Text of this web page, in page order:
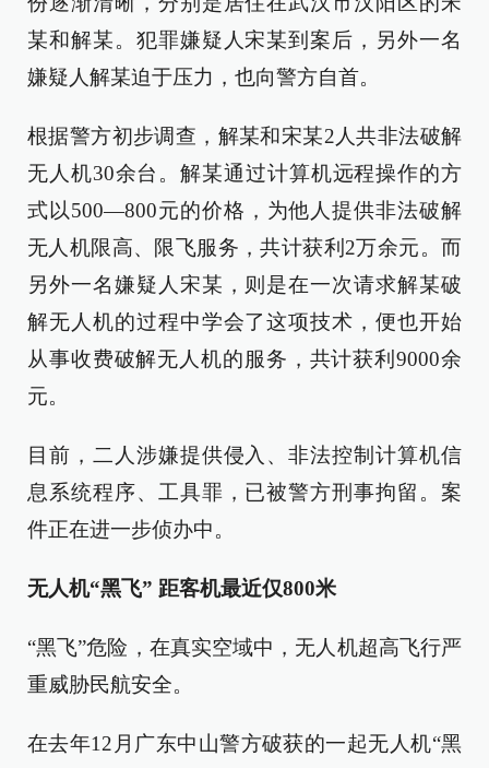
某和解某。犯罪嫌疑人宋某到案后，另外一名
嫌疑人解某迫于压力，也向警方自首。
根据警方初步调查，解某和宋某2人共非法破解
无人机30余台。解某通过计算机远程操作的方
式以500—800元的价格，为他人提供非法破解
无人机限高、限飞服务，共计获利2万余元。而
另外一名嫌疑人宋某，则是在一次请求解某破
解无人机的过程中学会了这项技术，便也开始
从事收费破解无人机的服务，共计获利9000余
元。
目前，二人涉嫌提供侵入、非法控制计算机信
息系统程序、工具罪，已被警方刑事拘留。案
件正在进一步侦办中。
无人机“黑飞” 距客机最近仅800米
“黑飞”危险，在真实空域中，无人机超高飞行严
重威胁民航安全。
在去年12月广东中山警方破获的一起无人机“黑